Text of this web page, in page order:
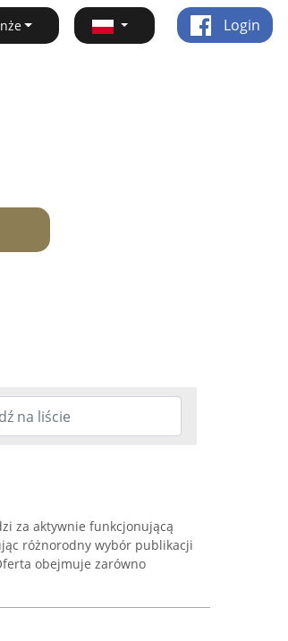
Login
za aktywnie funkcjonującą
różnorodny wybór publikacji
obejmuje zarówno